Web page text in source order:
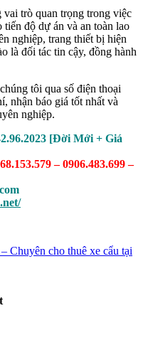
vai trò quan trọng trong việc
tiến độ dự án và an toàn lao
nghiệp, trang thiết bị hiện
là đối tác tin cậy, đồng hành
tôi qua số điện thoại
nhận báo giá tốt nhất và
nghiệp.
[Đời Mới + Giá
– 0906.483.699 –
Chuyên cho thuê xe cẩu tại